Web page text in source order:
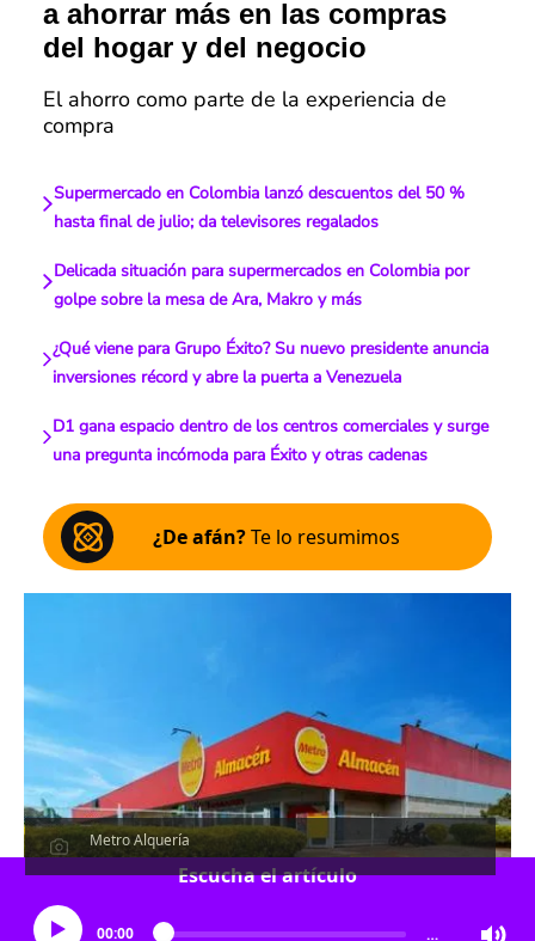
a ahorrar más en las compras
del hogar y del negocio
El ahorro como parte de la experiencia de
compra
Supermercado en Colombia lanzó descuentos del 50 %
hasta final de julio; da televisores regalados
Delicada situación para supermercados en Colombia por
golpe sobre la mesa de Ara, Makro y más
¿Qué viene para Grupo Éxito? Su nuevo presidente anuncia
inversiones récord y abre la puerta a Venezuela
D1 gana espacio dentro de los centros comerciales y surge
una pregunta incómoda para Éxito y otras cadenas
¿De afán?Te lo resumimos
Metro Alquería
Escucha el artículo
00:00 …